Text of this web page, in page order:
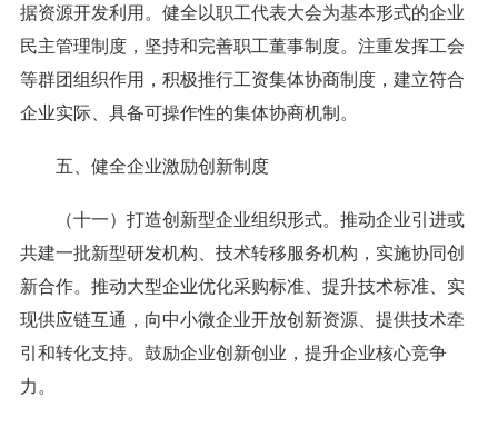
据资源开发利用。健全以职工代表大会为基本形式的企业
民主管理制度，坚持和完善职工董事制度。注重发挥工会
等群团组织作用，积极推行工资集体协商制度，建立符合
企业实际、具备可操作性的集体协商机制。
五、健全企业激励创新制度
（十一）打造创新型企业组织形式。推动企业引进或
共建一批新型研发机构、技术转移服务机构，实施协同创
新合作。推动大型企业优化采购标准、提升技术标准、实
现供应链互通，向中小微企业开放创新资源、提供技术牵
引和转化支持。鼓励企业创新创业，提升企业核心竞争
力。